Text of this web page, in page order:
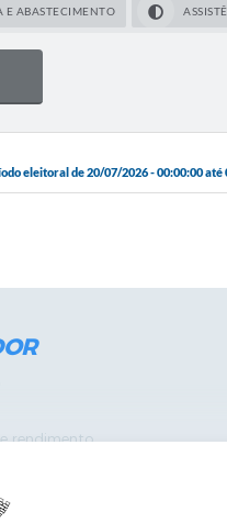
E ABASTECIMENTO
eleitoral de 20/07/2026 - 00:00:00 até
rendimento